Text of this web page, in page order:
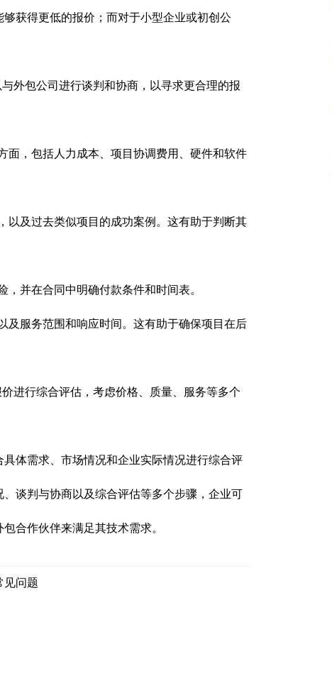
获得更低的报价；而对于小型企业或初创公
外包公司进行谈判和协商，以寻求更合理的报
，包括人力成本、项目协调费用、硬件和软件
及过去类似项目的成功案例。这有助于判断其
并在合同中明确付款条件和时间表。
服务范围和响应时间。这有助于确保项目在后
进行综合评估，考虑价格、质量、服务等多个
体需求、市场情况和企业实际情况进行综合评
谈判与协商以及综合评估等多个步骤，企业可
合作伙伴来满足其技术需求。
见问题